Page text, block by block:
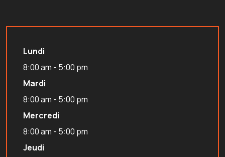
Lundi
8:00 am - 5:00 pm
Mardi
8:00 am - 5:00 pm
Mercredi
8:00 am - 5:00 pm
Jeudi